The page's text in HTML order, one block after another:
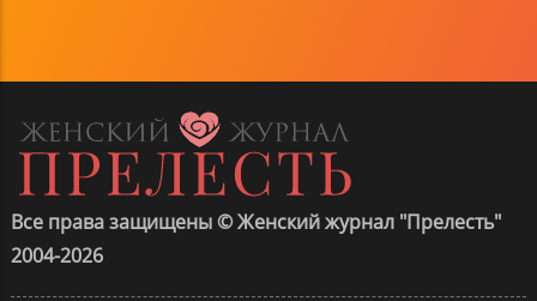
Все права защищены © Женский журнал "Прелесть"
2004-2026